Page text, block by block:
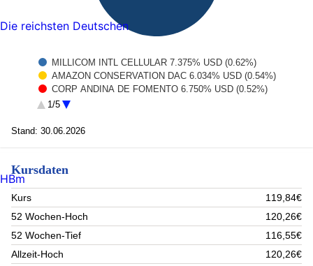
MILLICOM INTL CELLULAR 7.375% USD (0.62%)
AMAZON CONSERVATION DAC 6.034% USD (0.54%)
CORP ANDINA DE FOMENTO 6.750% USD (0.52%)
SAAVI ENERGIA SARL 8.875% USD (0.52%)
AES ANDES SA 8.150% USD (0.49%)
HIKMA FINANCE USA LLC 5.125% USD (0.47%)
1/5
Stand: 30.06.2026
Kursdaten
Kurs
119,84€
52 Wochen-Hoch
120,26€
52 Wochen-Tief
116,55€
Allzeit-Hoch
120,26€
Die reichsten Deutschen
HBm